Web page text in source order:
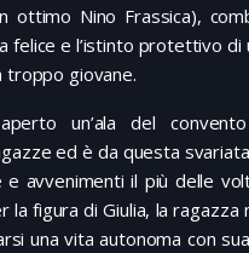
ottimo Nino Frassica),
felice e l’istinto protettivo di
troppo giovane.
un’ala del
ed è da questa
e avvenimenti il più delle
la figura di Giulia, la
una vita autonoma con